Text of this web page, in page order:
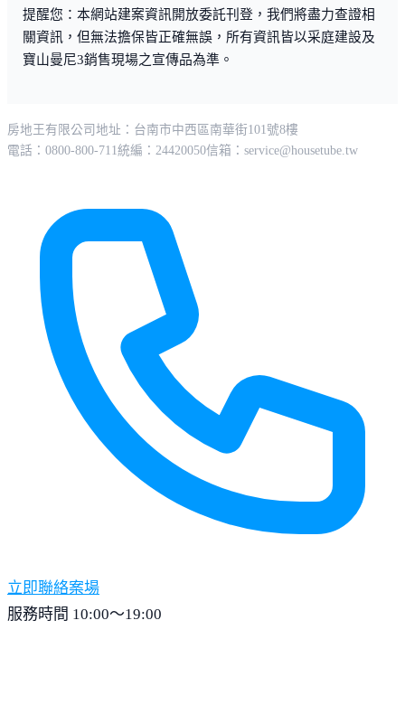
提醒您：本網站建案資訊開放委託刊登，我們將盡力查證相
關資訊，但無法擔保皆正確無誤，所有資訊皆以采庭建設及
寶山曼尼3銷售現場之宣傳品為準。
房地王有限公司 地址：台南市中西區南華街101號8樓
電話：0800-800-711統編：24420050信箱： service@housetube.tw
立即聯絡案場
服務時間 10:00～19:00